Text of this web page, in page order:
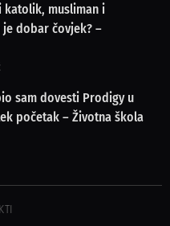
katolik, musliman i
je dobar čovjek? –
sam dovesti Prodigy u
početak – Životna škola